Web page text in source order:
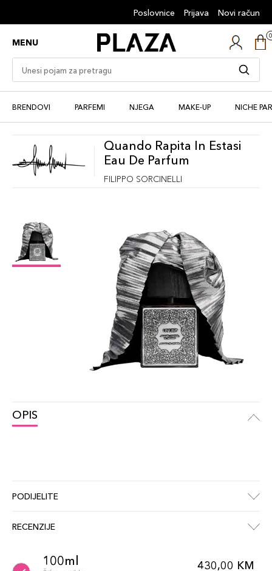
Poslovnice Prijava Novi račun
MENU
BRENDOVI PARFEMI NJEGA MAKE-UP NICHE
Quando Rapita In Estasi
Eau De Parfum
FILIPPO SORCINELLI
OPIS
PODIJELITE
RECENZIJE
100ml 430,00 KM